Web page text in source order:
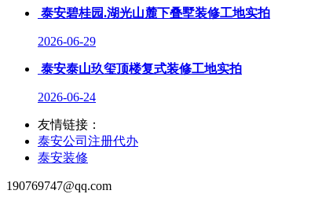
泰安碧桂园.湖光山麓下叠墅装修工地实拍
2026-06-29
泰安泰山玖玺顶楼复式装修工地实拍
2026-06-24
友情链接：
泰安公司注册代办
泰安装修
190769747@qq.com